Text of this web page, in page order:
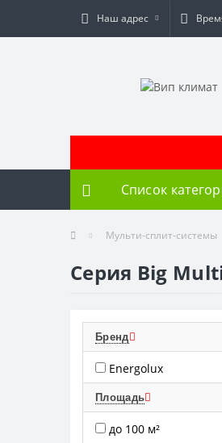
Наш адрес
Список
Мульти-сплит-системы
Серия Big
Бренд
Energolux
Площадь
до 100 м²